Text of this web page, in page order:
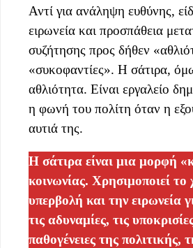
Αντί για ανάληψη ευθύνης,
ειρωνεία και προσπάθεια
συζήτησης προς δήθεν
«συκοφαντίες». Η σάτιρα,
αθλιότητα. Είναι εργαλείο
η φωνή του πολίτη όταν η
αυτιά της.
Η σάτιρα είναι μια μορφή
κοινωνίας. Χρησιμοποιεί το
υπερβολή και την ειρωνεία
τις αδυναμίες, τις
παθογένειες της πολιτικής,